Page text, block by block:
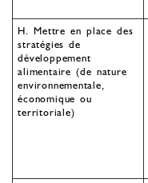
H. Mettre en place des
stratégies de
développement
alimentaire (de nature
environnementale,
économique ou
territoriale)